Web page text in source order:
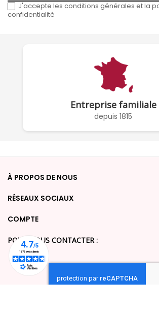
J'accepte les conditions générales et la
confidentialité
Entreprise familiale
depuis 1815
À PROPOS DE NOUS
RÉSEAUX SOCIAUX
COMPTE
POUR NOUS CONTACTER :